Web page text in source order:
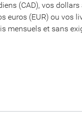
(CAD), vos
euros (EUR) ou vos
mensuels et sans